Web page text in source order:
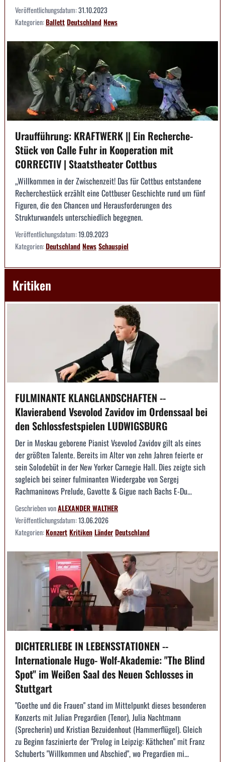
Veröffentlichungsdatum:31.10.2023
Kategorien:BallettDeutschlandNews
Uraufführung: KRAFTWERK || Ein Recherche-
Stück von Calle Fuhr in Kooperation mit
CORRECTIV | Staatstheater Cottbus
„Willkommen in der Zwischenzeit! Das für Cottbus entstandene
Recherchestück erzählt eine Cottbuser Geschichte rund um fünf
Figuren, die den Chancen und Herausforderungen des
Strukturwandels unterschiedlich begegnen.
Veröffentlichungsdatum:19.09.2023
Kategorien:DeutschlandNewsSchauspiel
Kritiken
FULMINANTE KLANGLANDSCHAFTEN --
Klavierabend Vsevolod Zavidov im Ordenssaal bei
den Schlossfestspielen LUDWIGSBURG
Der in Moskau geborene Pianist Vsevolod Zavidov gilt als eines
der größten Talente. Bereits im Alter von zehn Jahren feierte er
sein Solodebüt in der New Yorker Carnegie Hall. Dies zeigte sich
sogleich bei seiner fulminanten Wiedergabe von Sergej
Rachmaninows Prelude, Gavotte & Gigue nach Bachs E-Du...
Geschrieben vonALEXANDER WALTHER
Veröffentlichungsdatum:13.06.2026
Kategorien:KonzertKritikenLänderDeutschland
DICHTERLIEBE IN LEBENSSTATIONEN --
Internationale Hugo- Wolf-Akademie: "The Blind
Spot" im Weißen Saal des Neuen Schlosses in
Stuttgart
"Goethe und die Frauen" stand im Mittelpunkt dieses besonderen
Konzerts mit Julian Pregardien (Tenor), Julia Nachtmann
(Sprecherin) und Kristian Bezuidenhout (Hammerflügel). Gleich
zu Beginn faszinierte der "Prolog in Leipzig: Käthchen" mit Franz
Schuberts "Willkommen und Abschied", wo Pregardien mi...